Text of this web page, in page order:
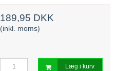
189,95 DKK
(inkl. moms)
Læg i kurv